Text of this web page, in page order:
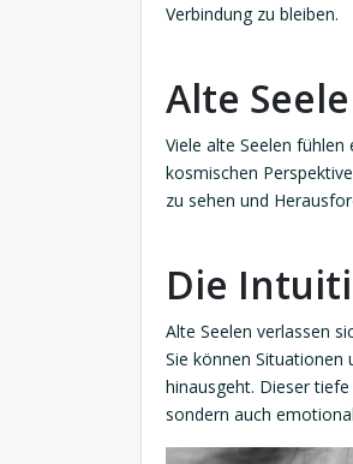
Verbindung zu bleiben.
Alte
Viele alte Seelen
kosmischen
zu sehen und
Die
Alte Seelen verlassen
Sie können Situationen
hinausgeht. Dieser
sondern auch